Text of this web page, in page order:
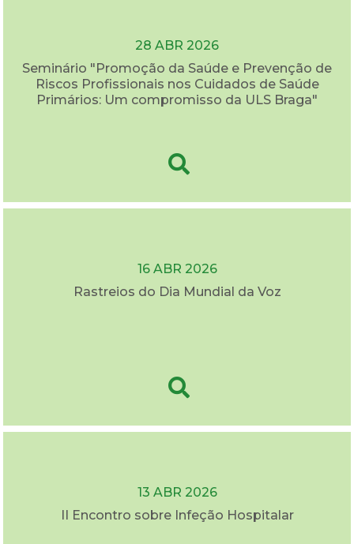
28 ABR 2026
Seminário "Promoção da Saúde e Prevenção de
Riscos Profissionais nos Cuidados de Saúde
Primários: Um compromisso da ULS Braga"
16 ABR 2026
Rastreios do Dia Mundial da Voz
13 ABR 2026
II Encontro sobre Infeção Hospitalar